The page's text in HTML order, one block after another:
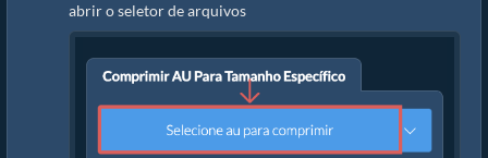
abrir o seletor de arquivos